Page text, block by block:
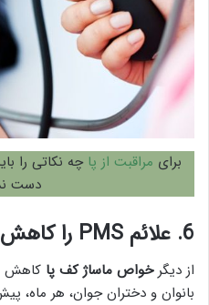
برای مراقبت از پا چه نکاتی را
دست
6. علائم PMS را کاهش می‌دهد
از دیگرخواص ماساژ کف پا
بانوان و دختران جوان، هر ماه،